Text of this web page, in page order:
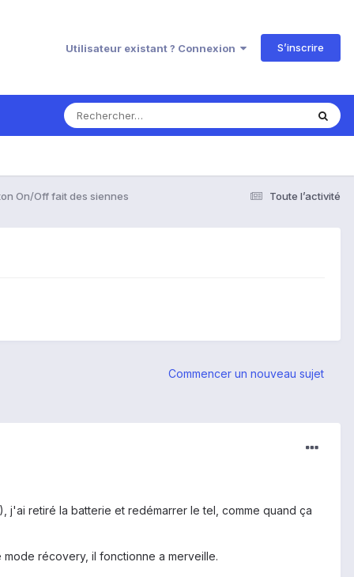
Utilisateur existant ? Connexion S’inscrire
Toute l’activité
On/Off fait des siennes
Commencer un nouveau sujet
j'ai retiré la batterie et redémarrer le tel, comme quand ça
récovery, il fonctionne a merveille.